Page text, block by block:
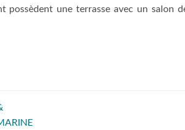
possèdent une terrasse avec un salon